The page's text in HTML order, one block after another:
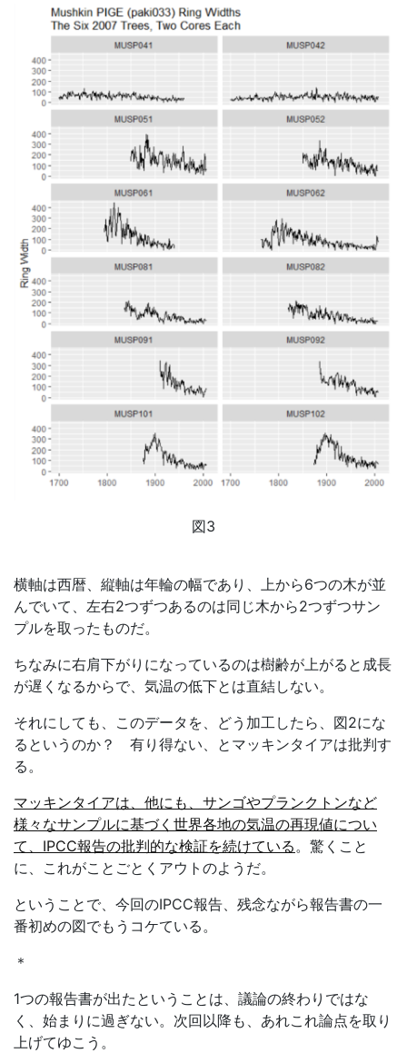
図3
横軸は西暦、縦軸は年輪の幅であり、上から6つの木が並
んでいて、左右2つずつあるのは同じ木から2つずつサン
プルを取ったものだ。
ちなみに右肩下がりになっているのは樹齢が上がると成長
が遅くなるからで、気温の低下とは直結しない。
それにしても、このデータを、どう加工したら、図2にな
るというのか？ 有り得ない、とマッキンタイアは批判す
る。
マッキンタイアは、他にも、サンゴやプランクトンなど
様々なサンプルに基づく世界各地の気温の再現値につい
て、IPCC報告の批判的な検証を続けている 。驚くこと
に、これがことごとくアウトのようだ。
ということで、今回のIPCC報告、残念ながら報告書の一
番初めの図でもうコケている。
＊
1つの報告書が出たということは、議論の終わりではな
く、始まりに過ぎない。次回以降も、あれこれ論点を取り
上げてゆこう。